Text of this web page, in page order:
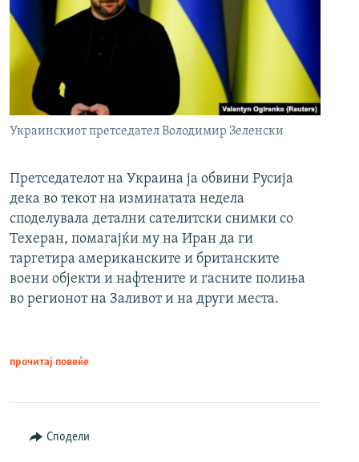
Украинскиот претседател Володимир Зеленски
Претседателот на Украина ја обвини Русија
дека во текот на изминатата недела
споделувала детални сателитски снимки со
Техеран, помагајќи му на Иран да ги
таргетира американските и британските
воени објекти и нафтените и гасните полиња
во регионот на Заливот и на други места.
прочитај повеќе
Сподели